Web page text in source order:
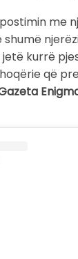
me
kurrë
që